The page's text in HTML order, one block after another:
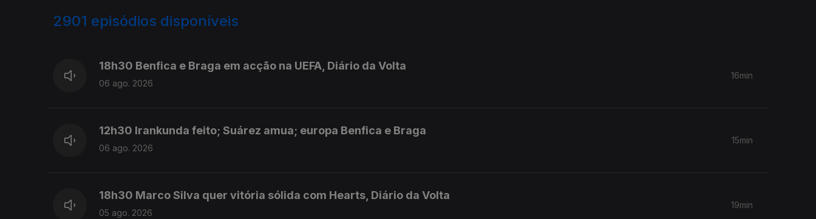
2901 episódios disponíveis
18h30 Benfica e Braga em acção na UEFA, Diário da Volta
06 ago. 2026
16min
12h30 Irankunda feito; Suárez amua; europa Benfica e Braga
06 ago. 2026
15min
18h30 Marco Silva quer vitória sólida com Hearts, Diário da Volta
05 ago. 2026
19min